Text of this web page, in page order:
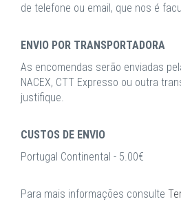
de telefone ou email, que nos é
ENVIO POR TRANSPORTADORA
As encomendas serão enviadas
NACEX, CTT Expresso ou outra
justifique.
CUSTOS DE ENVIO
Portugal Continental - 5.00€
Para mais informações consulte